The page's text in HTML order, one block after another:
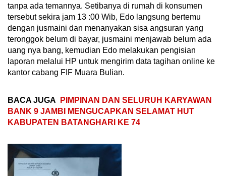
tanpa ada temannya. Setibanya di rumah di konsumen
tersebut sekira jam 13 :00 Wib, Edo langsung bertemu
dengan jusmaini dan menanyakan sisa angsuran yang
teronggok belum di bayar, jusmaini menjawab belum ada
uang nya bang, kemudian Edo melakukan pengisian
laporan melalui HP untuk mengirim data tagihan online ke
kantor cabang FIF Muara Bulian.
BACA JUGA
PIMPINAN DAN SELURUH KARYAWAN
BANK 9 JAMBI MENGUCAPKAN SELAMAT HUT
KABUPATEN BATANGHARI KE 74